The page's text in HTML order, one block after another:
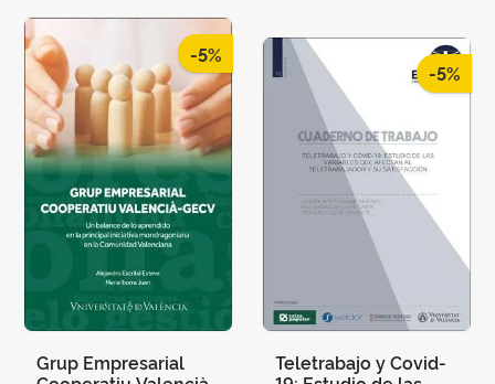
-5%
Grup Empresarial
-5%
Teletrabajo y Covid-